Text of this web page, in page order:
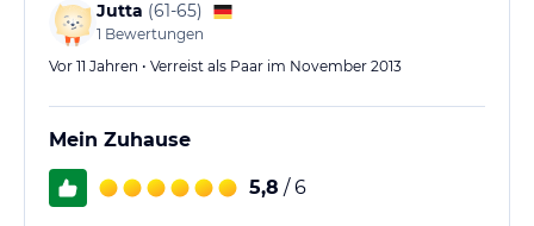
sauber.
Zu Dulani und Lal würden wir immer wieder gehen:)
Jutta (61-65)
1 Bewertungen
Vor 11 Jahren • Verreist als Paar im November 2013
Mein Zuhause
5,8 / 6